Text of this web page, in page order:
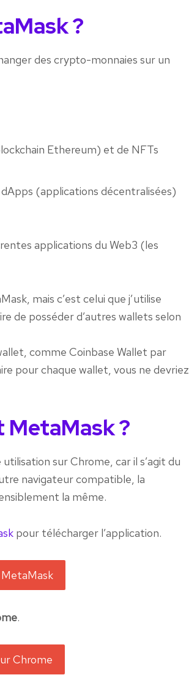
?
des crypto-monnaies sur un
Ethereum) et de NFTs
(applications décentralisées)
applications du Web3 (les
mais c’est celui que j’utilise
de posséder d’autres wallets selon
comme Coinbase Wallet par
pour chaque wallet, vous ne devriez
?
sur Chrome, car il s’agit du
navigateur compatible, la
la même.
pour télécharger l’application.
.